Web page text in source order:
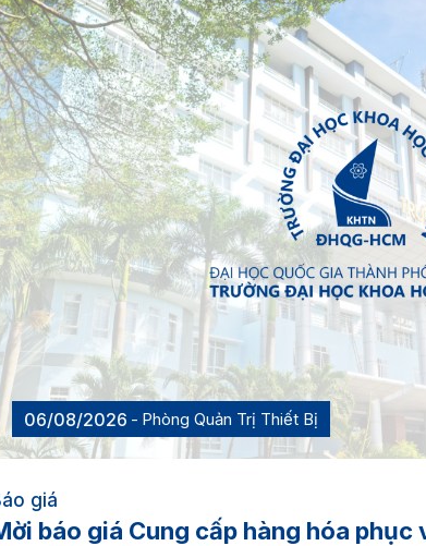
06/08/2026 Phòng Quản Trị Thiết Bị
giá
báo giá Cung cấp hàng hóa